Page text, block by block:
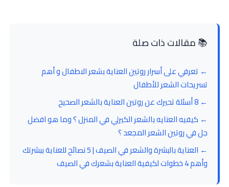
📚 مقالات ذات صلة
← تعرفي على أسرار روتين العناية بشعر الاطفال و أهم
تسريحات الشعر للأطفال
← 8 أسئلة تحيرك عن روتين العناية بالشعر الصحيح
← كيفيه العنايه بالشعر الكيرلي في المنزل ؟ وما هو افضل
جل في روتين الشعر المجعد ؟
← العناية بالبشرة والشعر في الصيف | 5 نصائح للعناية ببشرتك
وأهم 4 خطوات لكيفية العناية بشعرك في الصيف